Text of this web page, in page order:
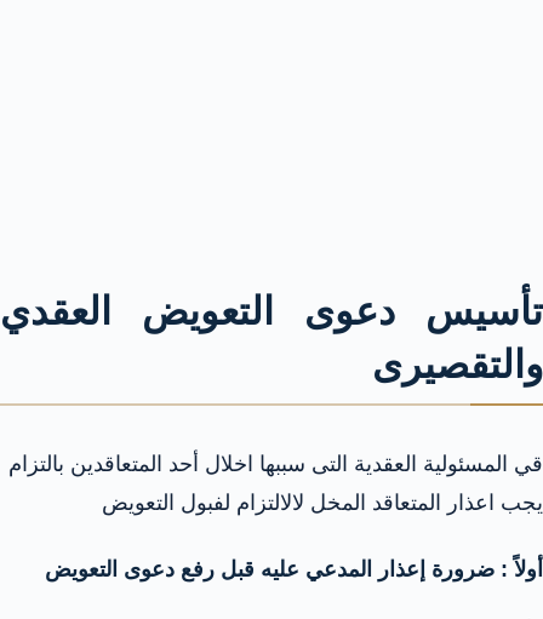
تأسيس دعوى التعويض العقدي
والتقصيرى
قي المسئولية العقدية التى سببها اخلال أحد المتعاقدين بالتزام
يجب اعذار المتعاقد المخل لالالتزام لفبول التعويض
أولاً : ضرورة إعذار المدعي عليه قبل رفع دعوى التعويض